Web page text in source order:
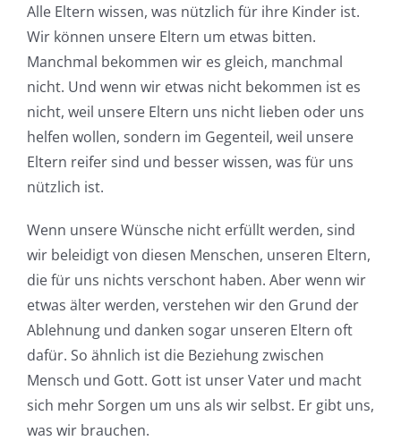
Alle Eltern wissen, was nützlich für ihre Kinder ist.
Wir können unsere Eltern um etwas bitten.
Manchmal bekommen wir es gleich, manchmal
nicht. Und wenn wir etwas nicht bekommen ist es
nicht, weil unsere Eltern uns nicht lieben oder uns
helfen wollen, sondern im Gegenteil, weil unsere
Eltern reifer sind und besser wissen, was für uns
nützlich ist.
Wenn unsere Wünsche nicht erfüllt werden, sind
wir beleidigt von diesen Menschen, unseren Eltern,
die für uns nichts verschont haben. Aber wenn wir
etwas älter werden, verstehen wir den Grund der
Ablehnung und danken sogar unseren Eltern oft
dafür. So ähnlich ist die Beziehung zwischen
Mensch und Gott. Gott ist unser Vater und macht
sich mehr Sorgen um uns als wir selbst. Er gibt uns,
was wir brauchen.